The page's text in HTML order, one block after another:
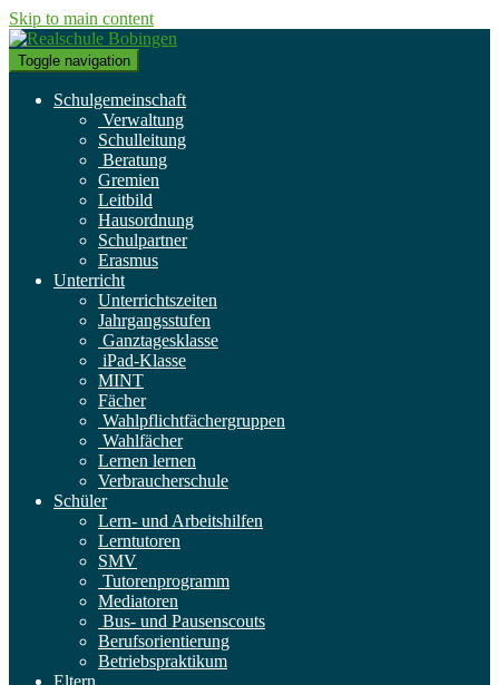
Skip to main content
Toggle navigation
Schulgemeinschaft
Verwaltung
Schulleitung
Beratung
Gremien
Leitbild
Hausordnung
Schulpartner
Erasmus
Unterricht
Unterrichtszeiten
Jahrgangsstufen
Ganztagesklasse
iPad-Klasse
MINT
Fächer
Wahlpflichtfächergruppen
Wahlfächer
Lernen lernen
Verbraucherschule
Schüler
Lern- und Arbeitshilfen
Lerntutoren
SMV
Tutorenprogramm
Mediatoren
Bus- und Pausenscouts
Berufsorientierung
Betriebspraktikum
Eltern